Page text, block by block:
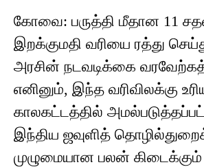
கோவை: பருத்தி மீதான 11
இறக்குமதி வரியை ரத்து
அரசின் நடவடிக்கை
எனினும், இந்த வரிவிலக்கு
காலகட்டத்தில்
இந்திய ஜவுளித்
முழுமையான பலன்